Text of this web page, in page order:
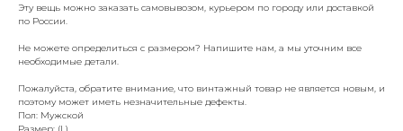
Эту вещь можно заказать самовывозом, курьером по городу или доставкой
по России.
Не можете определиться с размером? Напишите нам, а мы уточним все
необходимые детали.
Пожалуйста, обратите внимание, что винтажный товар не является новым, и
поэтому может иметь незначительные дефекты.
Пол: Мужской